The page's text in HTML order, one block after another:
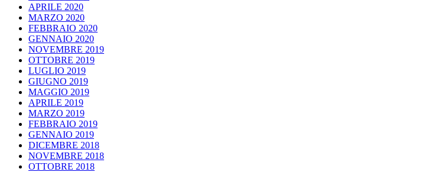
APRILE 2020
MARZO 2020
FEBBRAIO 2020
GENNAIO 2020
NOVEMBRE 2019
OTTOBRE 2019
LUGLIO 2019
GIUGNO 2019
MAGGIO 2019
APRILE 2019
MARZO 2019
FEBBRAIO 2019
GENNAIO 2019
DICEMBRE 2018
NOVEMBRE 2018
OTTOBRE 2018